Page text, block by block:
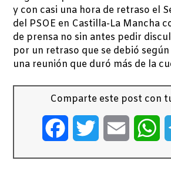
y con casi una hora de retraso el
del PSOE en Castilla-La Mancha
de prensa no sin antes pedir
por un retraso que se debió
una reunión que duró más de la
Comparte este post con
FacebookTwitter Email